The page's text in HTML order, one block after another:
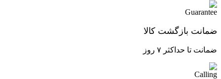
ضمانت بازگشت کالا
ضمانت تا حداکثر ۷ روز